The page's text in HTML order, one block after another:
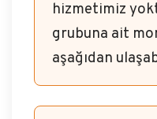
hizmetimiz
grubuna ait
aşağıdan